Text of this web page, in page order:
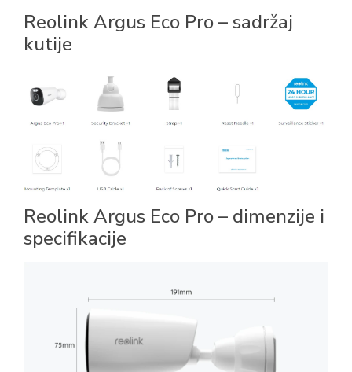
Reolink Argus Eco Pro – sadržaj
kutije
Reolink Argus Eco Pro – dimenzije i
specifikacije